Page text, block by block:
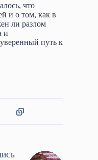
что
и о том, как в
ли разлом
и
путь к